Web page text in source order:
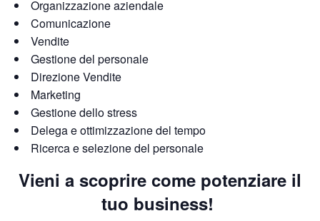
Organizzazione aziendale
Comunicazione
Vendite
Gestione del personale
Direzione Vendite
Marketing
Gestione dello stress
Delega e ottimizzazione del tempo
Ricerca e selezione del personale
Vieni a scoprire come potenziare il
tuo business!